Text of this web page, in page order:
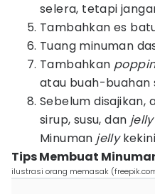
selera, tetapi
Tambahkan es
Tuang minuman
Tambahkan
atau buah-buahan
Sebelum disajikan,
sirup, susu, dan jelly
Minuman jelly
Tips Membuat
ilustrasi orang memasak